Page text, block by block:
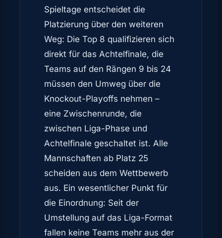
Spieltage entscheidet die
Platzierung über den weiteren
Weg: Die Top 8 qualifizieren sich
direkt für das Achtelfinale, die
Teams auf den Rängen 9 bis 24
müssen den Umweg über die
Knockout-Playoffs nehmen –
eine Zwischenrunde, die
zwischen Liga-Phase und
Achtelfinale geschaltet ist. Alle
Mannschaften ab Platz 25
scheiden aus dem Wettbewerb
aus. Ein wesentlicher Punkt für
die Einordnung: Seit der
Umstellung auf das Liga-Format
fallen keine Teams mehr aus der